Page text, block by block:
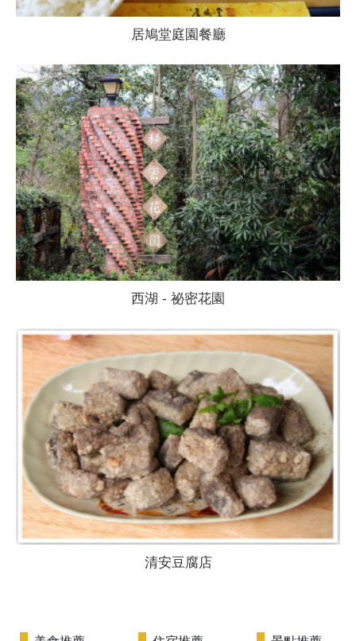
居鳩堂庭園餐廳
西湖 - 祕密花園
清安豆腐店